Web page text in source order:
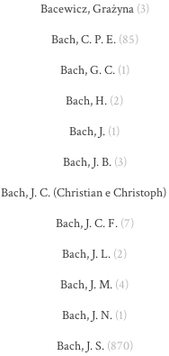
Bacewicz, Grażyna(3)
Bach, C. P. E.(85)
Bach, G. C.(1)
Bach, H. (2)
Bach, J. (1)
Bach, J. B.(3)
Bach, J. C. (Christian e Christoph)
Bach, J. C. F.(7)
Bach, J. L. (2)
Bach, J. M. (4)
Bach, J. N. (1)
Bach, J. S.(870)